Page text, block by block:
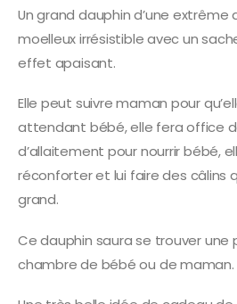
Un grand dauphin d’une extrême
moelleux irrésistible avec un
effet apaisant.
Elle peut suivre maman pour
attendant bébé, elle fera office
d’allaitement pour nourrir bébé,
réconforter et lui faire des câlins
grand.
Ce dauphin saura se trouver une
chambre de bébé ou de maman.